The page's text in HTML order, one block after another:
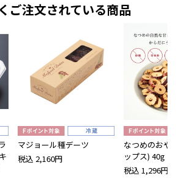
ご注文されている商品
マジョール種デーツ
税込 2,160円
なつめのおや
ップス) 40g
税込 1,296円